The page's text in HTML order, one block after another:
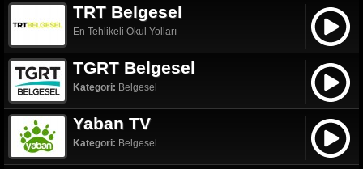
TRT Belgesel
En Tehlikeli Okul Yolları
TGRT Belgesel
Kategori: Belgesel
Yaban TV
Kategori: Belgesel